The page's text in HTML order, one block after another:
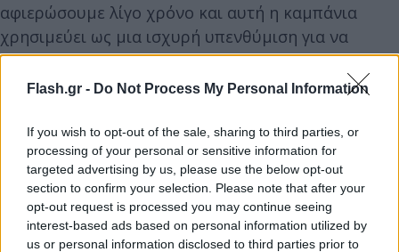
Flash.gr - Do Not Process My Personal Information
If you wish to opt-out of the sale, sharing to third parties, or
processing of your personal or sensitive information for
targeted advertising by us, please use the below opt-out
section to confirm your selection. Please note that after your
opt-out request is processed you may continue seeing
interest-based ads based on personal information utilized by
us or personal information disclosed to third parties prior to
αφιερώσουμε λίγο χρόνο και αυτή η καμπάνια
χρησιμεύει ως μια ισχυρή υπενθύμιση για να
βρούμε το χρόνο να αναπνεύσουμε, να
επανασυνδεθούμε και να ανακτήσουμε μια